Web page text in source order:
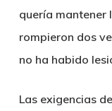
quería mantener
rompieron dos
no ha habido
Las exigencias